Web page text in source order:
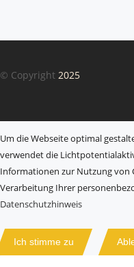
© Copyright 2025
Um die Webseite optimal
verwendet die
Informationen zur Nutzung von
Verarbeitung Ihrer
Datenschutzhinweis
Ich stimme zu